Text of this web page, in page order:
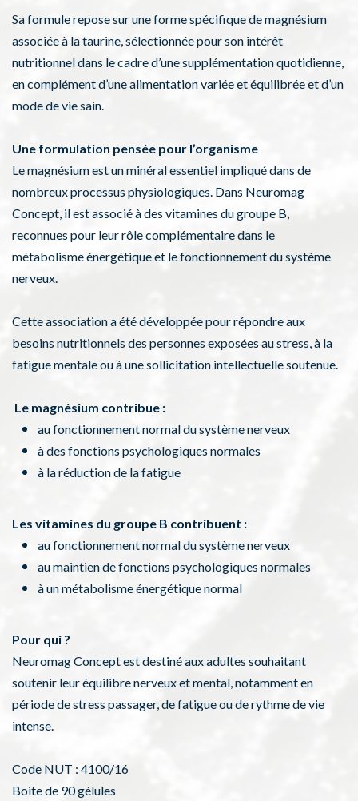
Sa formule repose sur une forme spécifique de magnésium
associée à la taurine, sélectionnée pour son intérêt
nutritionnel dans le cadre d’une supplémentation quotidienne,
en complément d’une alimentation variée et équilibrée et d’un
mode de vie sain.
Une formulation pensée pour l’organisme
Le magnésium est un minéral essentiel impliqué dans de
nombreux processus physiologiques. Dans Neuromag
Concept, il est associé à des vitamines du groupe B,
reconnues pour leur rôle complémentaire dans le
métabolisme énergétique et le fonctionnement du système
nerveux.
Cette association a été développée pour répondre aux
besoins nutritionnels des personnes exposées au stress, à la
fatigue mentale ou à une sollicitation intellectuelle soutenue.
Le magnésium contribue :
au fonctionnement normal du système nerveux
à des fonctions psychologiques normales
à la réduction de la fatigue
Les vitamines du groupe B contribuent :
au fonctionnement normal du système nerveux
au maintien de fonctions psychologiques normales
à un métabolisme énergétique normal
Pour qui ?
Neuromag Concept est destiné aux adultes souhaitant
soutenir leur équilibre nerveux et mental, notamment en
période de stress passager, de fatigue ou de rythme de vie
intense.​
Code NUT : 4100/16
Boite de 90 gélules